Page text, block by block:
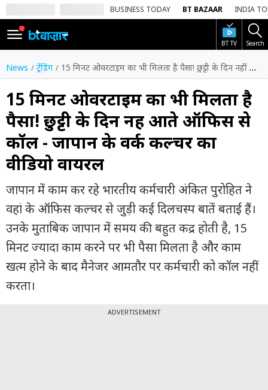
BUSINESS TODAY BT BAZAAR INDIA
BT TV Search
SIGN
IN
Dark
Mode
होम
शेयर
बाज़ार
वीडियो
ट्रेंडिंग
बिजनेस
न्यूज
पर्सनल
News ट्रेंडिंग 15 मिनट ओवरटाइम का भी मिलता है पैसा! छुट्टी के दिन नहीं आते ऑफिस से कॉल - जापान के वर्क कल्चर का वीडियो वायरल
15 मिनट ओवरटाइम का भी मिलता है
पैसा! छुट्टी के दिन नहीं आते ऑफिस से
कॉल - जापान के वर्क कल्चर का
वीडियो वायरल
जापान में काम कर रहे भारतीय कर्मचारी अंकित पुरोहित ने
वहां के ऑफिस कल्चर से जुड़ी कई दिलचस्प बातें बताई हैं।
उनके मुताबिक जापान में समय की बहुत कद्र होती है, 15
मिनट ज्यादा काम करने पर भी पैसा मिलता है और काम
खत्म होने के बाद मैनेजर आमतौर पर कर्मचारी को कॉल नहीं
करता।
ADVERTISEMENT